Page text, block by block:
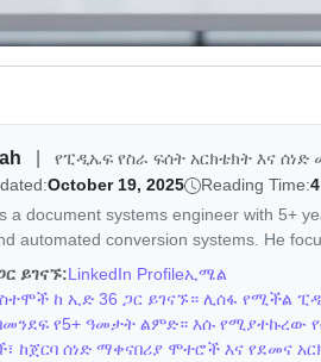
የፒዲኤፍ የስራ ፍሰት አርክቴክት እና ሰነድ
October 19, 2025 Reading Time:
a document systems engineer with 5+
automated conversion systems. He
ይገናኙ:LinkedIn Profileኢሜል
ከ ኢድ 36 ጋር ይገናኙ። ሊሰፋ የሚችል
የ5+ ዓመታት ልምድ። እሱ የሚያተኩረው
ከጀርባ ሰነድ ማቀናበሪያ ሞተሮች እና የደመና